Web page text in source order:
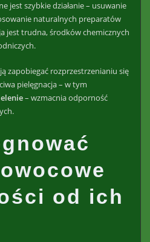
jest szybkie działanie – usuwanie
naturalnych preparatów
jest trudna, środków chemicznych
zapobiegać rozprzestrzenianiu się
pielęgnacja – w tym
– wzmacnia odporność
od ich